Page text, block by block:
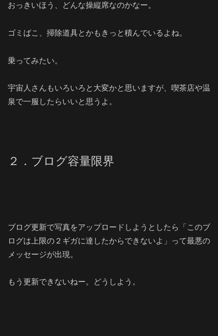
おっきいほう、どんな操縦席なのかなー。
ゴミばこ、掃除道具とかもきっと積んでいるよね。
乗ってみたい。
宇宙人さんもいろいろと大変かと思いますが、喫茶店や温
泉で一服したらいいと思うよ。
２．ブログ容量限界
ブログ更新で写真をアップロードしようとしたら「このブ
ログは上限の２ギガに達したからできないよ」って最悪の
メッセージが出現。
もう更新できないねー。どうしよう。